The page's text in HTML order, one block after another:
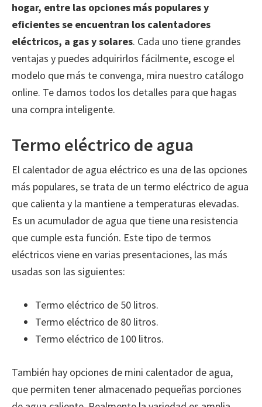
hogar, entre las opciones más populares y
eficientes se encuentran los calentadores
eléctricos, a gas y solares. Cada uno tiene grandes
ventajas y puedes adquirirlos fácilmente, escoge el
modelo que más te convenga, mira nuestro catálogo
online. Te damos todos los detalles para que hagas
una compra inteligente.
Termo eléctrico de agua
El calentador de agua eléctrico es una de las opciones
más populares, se trata de un termo eléctrico de agua
que calienta y la mantiene a temperaturas elevadas.
Es un acumulador de agua que tiene una resistencia
que cumple esta función. Este tipo de termos
eléctricos viene en varias presentaciones, las más
usadas son las siguientes:
Termo eléctrico de 50 litros.
Termo eléctrico de 80 litros.
Termo eléctrico de 100 litros.
También hay opciones de mini calentador de agua,
que permiten tener almacenado pequeñas porciones